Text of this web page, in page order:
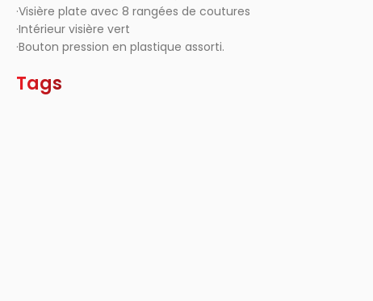
·Visière plate avec 8 rangées de coutures
·Intérieur visière vert
·Bouton pression en plastique assorti.
Tags